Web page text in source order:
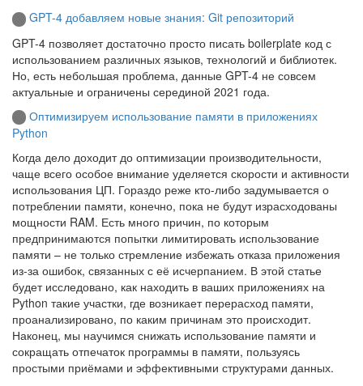
GPT-4 добавляем новые знания: Git репозиторий
GPT-4 позволяет достаточно просто писать boilerplate код с
использованием различных языков, технологий и библиотек.
Но, есть небольшая проблема, данные GPT-4 не совсем
актуальные и ограничены серединой 2021 года.
Оптимизируем использование памяти в приложениях
Python
Когда дело доходит до оптимизации производительности,
чаще всего особое внимание уделяется скорости и активности
использования ЦП. Гораздо реже кто-либо задумывается о
потреблении памяти, конечно, пока не будут израсходованы
мощности RAM. Есть много причин, по которым
предпринимаются попытки лимитировать использование
памяти – не только стремление избежать отказа приложения
из-за ошибок, связанных с её исчерпанием. В этой статье
будет исследовано, как находить в ваших приложениях на
Python такие участки, где возникает перерасход памяти,
проанализировано, по каким причинам это происходит.
Наконец, мы научимся снижать использование памяти и
сокращать отпечаток программы в памяти, пользуясь
простыми приёмами и эффективными структурами данных.